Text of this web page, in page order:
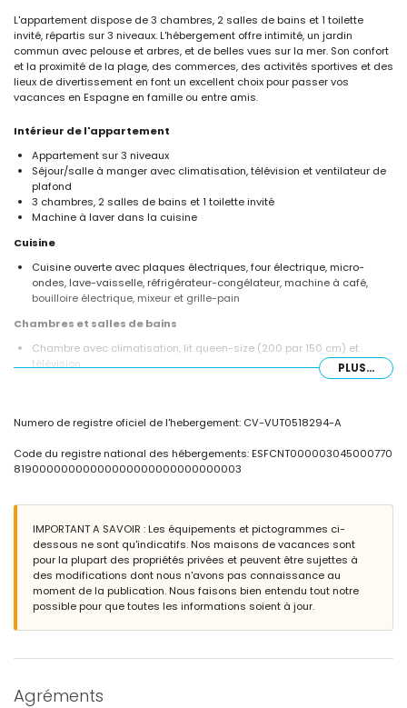
L'appartement dispose de 3 chambres, 2 salles de bains et 1 toilette
invité, répartis sur 3 niveaux. L'hébergement offre intimité, un jardin
commun avec pelouse et arbres, et de belles vues sur la mer. Son confort
et la proximité de la plage, des commerces, des activités sportives et des
lieux de divertissement en font un excellent choix pour passer vos
vacances en Espagne en famille ou entre amis.
Intérieur de l'appartement
Appartement sur 3 niveaux
Séjour/salle à manger avec climatisation, télévision et ventilateur de
plafond
3 chambres, 2 salles de bains et 1 toilette invité
Machine à laver dans la cuisine
Cuisine
Cuisine ouverte avec plaques électriques, four électrique, micro-
ondes, lave-vaisselle, réfrigérateur-congélateur, machine à café,
bouilloire électrique, mixeur et grille-pain
Chambres et salles de bains
Chambre avec climatisation, lit queen-size (200 par 150 cm) et
télévision
2 chambres avec climatisation, chacune avec un lit double (200 par
Grande parcelle clôturée
Piscine commune en forme de lagon
Terrasse
Barbecue
Douche extérieure
Espace détente extérieur
Garage privé
Plus d'informations
l'appartement)
l'appartement)
PLUS...
Numero de registre oficiel de l'hebergement: CV-VUT0518294-A
Code du registre national des hébergements: ESFCNT000003045000770
81900000000000000000000000000003
IMPORTANT A SAVOIR : Les équipements et pictogrammes ci-
dessous ne sont qu'indicatifs. Nos maisons de vacances sont
pour la plupart des propriétés privées et peuvent être sujettes à
des modifications dont nous n'avons pas connaissance au
moment de la publication. Nous faisons bien entendu tout notre
possible pour que toutes les informations soient à jour.
Agréments